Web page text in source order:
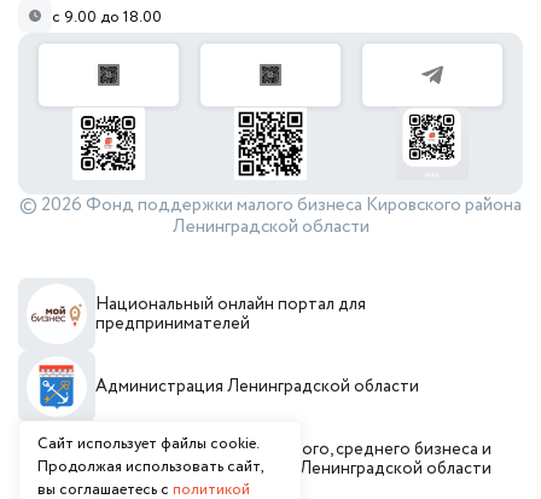
с 9.00 до 18.00
© 2026 Фонд поддержки малого бизнеса Кировского района
Ленинградской области
Национальный онлайн портал для
предпринимателей
Администрация Ленинградской области
Комитет по развитию малого, среднего бизнеса и
потребительского рынка Ленинградской области
Сайт использует файлы cookie.
Продолжая использовать сайт,
вы соглашаетесь с политикой